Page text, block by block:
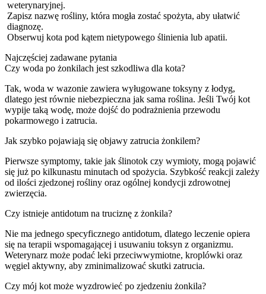
weterynaryjnej.
Zapisz nazwę rośliny, która mogła zostać spożyta, aby ułatwić
diagnozę.
Obserwuj kota pod kątem nietypowego ślinienia lub apatii.
Najczęściej zadawane pytania
Czy woda po żonkilach jest szkodliwa dla kota?
Tak, woda w wazonie zawiera wyługowane toksyny z łodyg,
dlatego jest równie niebezpieczna jak sama roślina. Jeśli Twój kot
wypije taką wodę, może dojść do podrażnienia przewodu
pokarmowego i zatrucia.
Jak szybko pojawiają się objawy zatrucia żonkilem?
Pierwsze symptomy, takie jak ślinotok czy wymioty, mogą pojawić
się już po kilkunastu minutach od spożycia. Szybkość reakcji zależy
od ilości zjedzonej rośliny oraz ogólnej kondycji zdrowotnej
zwierzęcia.
Czy istnieje antidotum na truciznę z żonkila?
Nie ma jednego specyficznego antidotum, dlatego leczenie opiera
się na terapii wspomagającej i usuwaniu toksyn z organizmu.
Weterynarz może podać leki przeciwwymiotne, kroplówki oraz
węgiel aktywny, aby zminimalizować skutki zatrucia.
Czy mój kot może wyzdrowieć po zjedzeniu żonkila?